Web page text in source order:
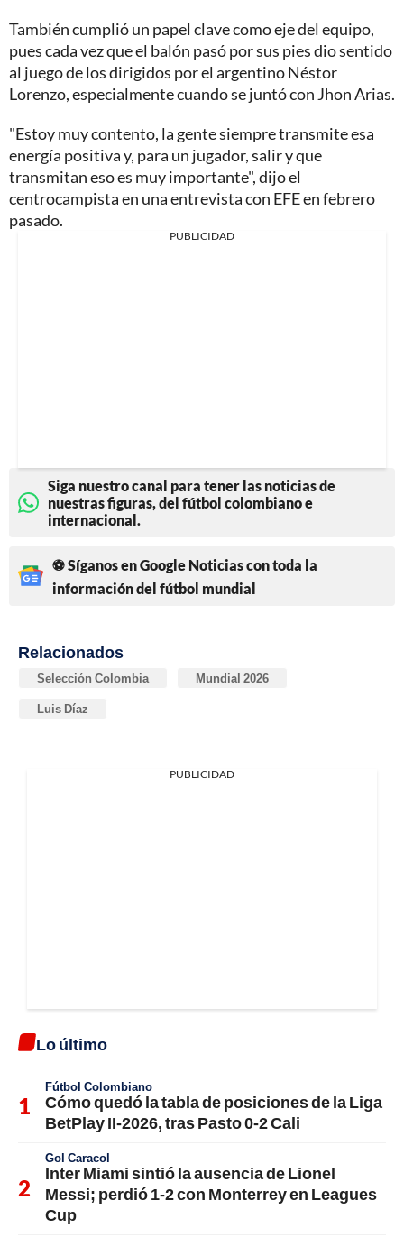
También cumplió un papel clave como eje del equipo,
pues cada vez que el balón pasó por sus pies dio sentido
al juego de los dirigidos por el argentino Néstor
Lorenzo, especialmente cuando se juntó con Jhon Arias.
"Estoy muy contento, la gente siempre transmite esa
energía positiva y, para un jugador, salir y que
transmitan eso es muy importante", dijo el
centrocampista en una entrevista con EFE en febrero
pasado.
PUBLICIDAD
Siga nuestro canal para tener las noticias de
nuestras figuras, del fútbol colombiano e
internacional.
⚽ Síganos en Google Noticias con toda la
información del fútbol mundial
Relacionados
Selección Colombia Mundial 2026
Luis Díaz
PUBLICIDAD
Lo último
Fútbol Colombiano
Cómo quedó la tabla de posiciones de la Liga
BetPlay II-2026, tras Pasto 0-2 Cali
Gol Caracol
Inter Miami sintió la ausencia de Lionel
Messi; perdió 1-2 con Monterrey en Leagues
Cup